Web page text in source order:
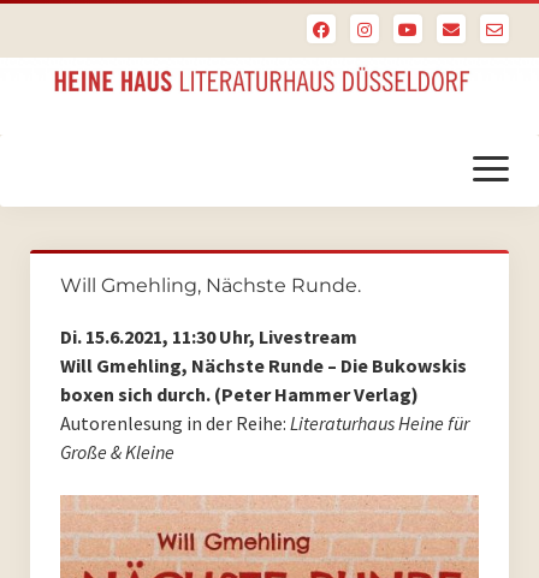
Menü
öffnen
Startseite
PoesieFest 2024
PoesieFest 2023
PoesieFest 2021
Will Gmehling, Nächste Runde.
Di. 15.6.2021, 11:30 Uhr, Livestream
Will Gmehling, Nächste Runde – Die Bukowskis
boxen sich durch. (Peter Hammer Verlag)
Autorenlesung in der Reihe: Literaturhaus Heine für
Große & Kleine